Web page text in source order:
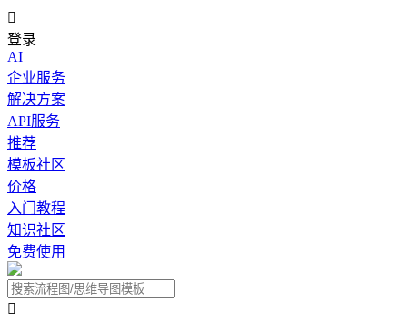

登录
AI
企业服务
解决方案
API服务
推荐
模板社区
价格
入门教程
知识社区
免费使用
